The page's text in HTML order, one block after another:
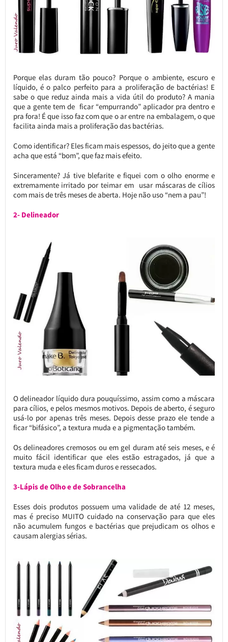
Porque elas duram tão pouco? Porque o ambiente, escuro e
líquido, é o palco perfeito para a proliferação de bactérias! E
sabe o que reduz ainda mais a vida útil do produto? A mania
que a gente tem de ficar “empurrando” aplicador pra dentro e
pra fora! É que isso faz com que o ar entre na embalagem, o que
facilita ainda mais a proliferação das bactérias.
Como identificar? Eles ficam mais espessos, do jeito que a gente
acha que está “bom”, que faz mais efeito.
Sinceramente? Já tive blefarite e fiquei com o olho enorme e
extremamente irritado por teimar em usar máscaras de cílios
com mais de três meses de aberta. Hoje não uso “nem a pau”!
2- Delineador
O delineador líquido dura pouquíssimo, assim como a máscara
para cílios, e pelos mesmos motivos. Depois de aberto, é seguro
usá-lo por apenas três meses. Depois desse prazo ele tende a
ficar “bifásico”, a textura muda e a pigmentação também.
Os delineadores cremosos ou em gel duram até seis meses, e é
muito fácil identificar que eles estão estragados, já que a
textura muda e eles ficam duros e ressecados.
3-Lápis de Olho e de Sobrancelha
Esses dois produtos possuem uma validade de até 12 meses,
mas é preciso MUITO cuidado na conservação para que eles
não acumulem fungos e bactérias que prejudicam os olhos e
causam alergias sérias.